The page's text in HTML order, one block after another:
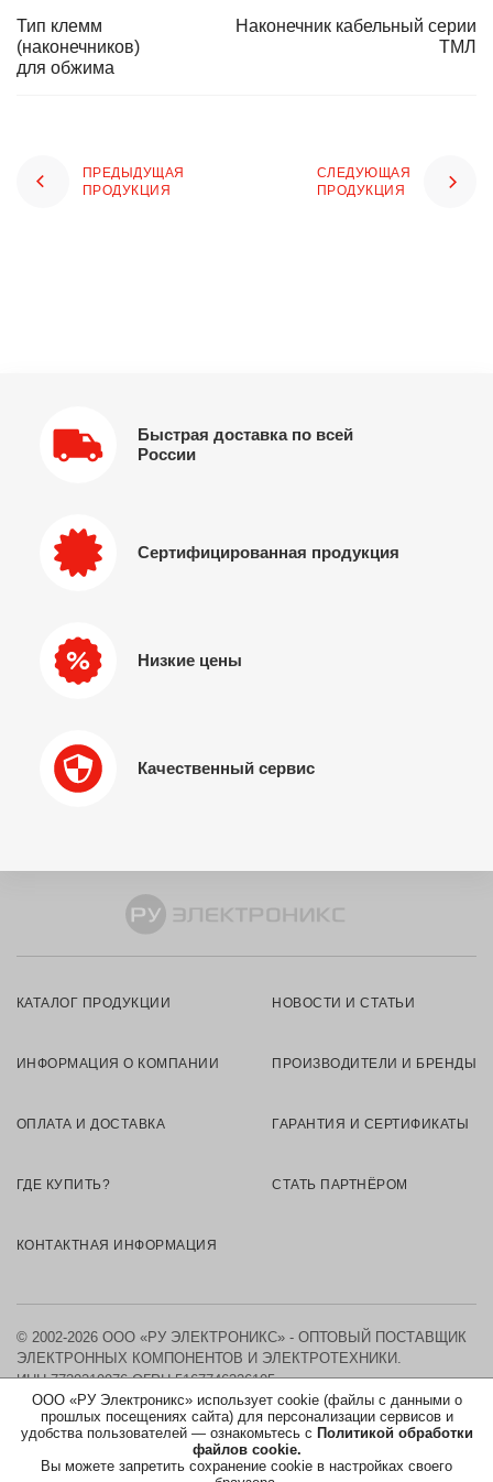
Тип клемм
(наконечников)
для обжима
Наконечник кабельный серии
ТМЛ
ПРЕДЫДУЩАЯ
ПРОДУКЦИЯ
СЛЕДУЮЩАЯ
ПРОДУКЦИЯ
Быстрая доставка по всей
России
Сертифицированная продукция
Низкие цены
Качественный сервис
ООО «РУ Электроникс» использует cookie (файлы с данными о
прошлых посещениях сайта) для персонализации сервисов и
удобства пользователей — ознакомьтесь с Политикой обработки
файлов cookie.
Вы можете запретить сохранение cookie в настройках своего
КАТАЛОГ ПРОДУКЦИИ НОВОСТИ И СТАТЬИ
ИНФОРМАЦИЯ О КОМПАНИИ ПРОИЗВОДИТЕЛИ И БРЕНДЫ
ОПЛАТА И ДОСТАВКА ГАРАНТИЯ И СЕРТИФИКАТЫ
ГДЕ КУПИТЬ? СТАТЬ ПАРТНЁРОМ
КОНТАКТНАЯ ИНФОРМАЦИЯ
© 2002-2026 ООО «РУ ЭЛЕКТРОНИКС» - ОПТОВЫЙ ПОСТАВЩИК
ЭЛЕКТРОННЫХ КОМПОНЕНТОВ И ЭЛЕКТРОТЕХНИКИ.
ИНН 7730219976 ОГРН 5167746326105
КАРТА САЙТА
ПОЛИТИКА ОБРАБОТКИ ПЕРСОНАЛЬНЫХ ДАННЫХ